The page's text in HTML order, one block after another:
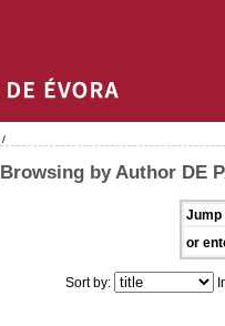
/
Browsing by Author DE
Jump
or
Sort by: